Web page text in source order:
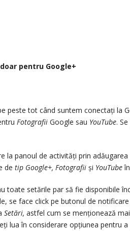
pentru Google+
peste tot când suntem conectați la
Fotografii Google sau YouTube.
la panoul de activități prin
de tip Google+, Fotografii și YouTube
toate setările par să fie disponibile
se face click pe butonul de
Setări, astfel cum se menționează
lua în considerare opțiunea pentru